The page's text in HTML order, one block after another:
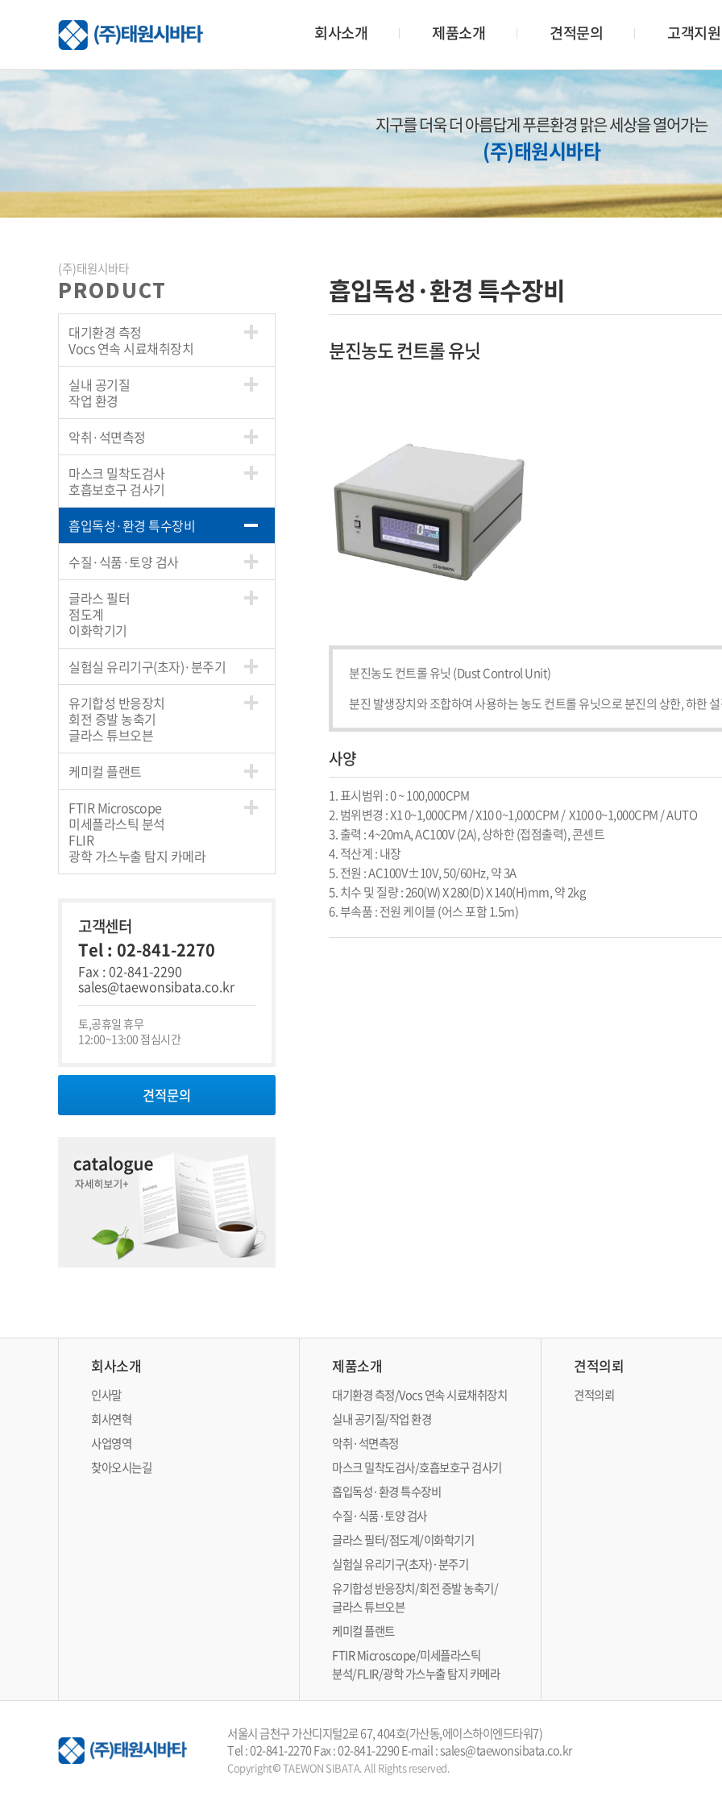
회사소개 제품소개 견적문의 고객지원
지구를 더욱 더 아름답게 푸른환경 맑은 세상을 열어가는
(주)태원시바타
(주)태원시바타
PRODUCT
대기환경 측정
Vocs 연속 시료채취장치
실내 공기질
작업 환경
악취·석면측정
마스크 밀착도검사
호흡보호구 검사기
흡입독성·환경 특수장비
수질·식품·토양 검사
글라스 필터
점도계
이화학기기
실험실 유리기구(초자)·분주기
유기합성 반응장치
회전 증발 농축기
글라스 튜브오븐
케미컬 플랜트
FTIR Microscope
미세플라스틱 분석
FLIR
광학 가스누출 탐지 카메라
고객센터
Tel : 02-841-2270
Fax : 02-841-2290
sales@taewonsibata.co.kr
토,공휴일 휴무
12:00~13:00 점심시간
견적문의
흡입독성·환경 특수장비
분진농도 컨트롤 유닛
분진농도 컨트롤 유닛 (Dust Control Unit)
분진 발생장치와 조합하여 사용하는 농도 컨트롤 유닛으로 분진의 상한, 하한
사양
1. 표시범위 : 0 ~ 100,000CPM
2. 범위변경 : X1 0~1,000CPM / X10 0~1,000CPM /  X100 0~1,000CPM / AUTO
3. 출력 : 4~20mA, AC100V (2A), 상하한 (접점출력), 콘센트
4. 적산계 : 내장
5. 전원 : AC100V±10V, 50/60Hz, 약 3A
5. 치수 및 질량 : 260(W) X 280(D) X 140(H)mm, 약 2kg
6. 부속품 : 전원 케이블 (어스 포함 1.5m)
회사소개
인사말
회사연혁
사업영역
찾아오시는길
제품소개
대기환경 측정/Vocs 연속 시료채취장치
실내 공기질/작업 환경
악취·석면측정
마스크 밀착도검사/호흡보호구 검사기
흡입독성·환경 특수장비
수질·식품·토양 검사
글라스 필터/점도계/이화학기기
실험실 유리기구(초자)·분주기
유기합성 반응장치/회전 증발 농축기/
글라스 튜브오븐
케미컬 플랜트
FTIR Microscope/미세플라스틱
분석/FLIR/광학 가스누출 탐지 카메라
견적의뢰
견적의뢰
서울시 금천구 가산디지털2로 67, 404호(가산동,에이스하이엔드타워7)
Tel : 02-841-2270 Fax : 02-841-2290 E-mail : sales@taewonsibata.co.kr
Copyright© TAEWON SIBATA. All Rights reserved.